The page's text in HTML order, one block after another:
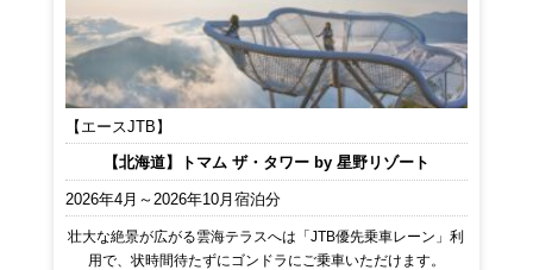
【エースJTB】
【北海道】トマム ザ・タワー by 星野リゾート
2026年4月～2026年10月宿泊分
壮大な絶景が広がる雲海テラスへは「JTB優先乗車レーン」利
用で、状時間待たずにゴンドラにご乗車いただけます。